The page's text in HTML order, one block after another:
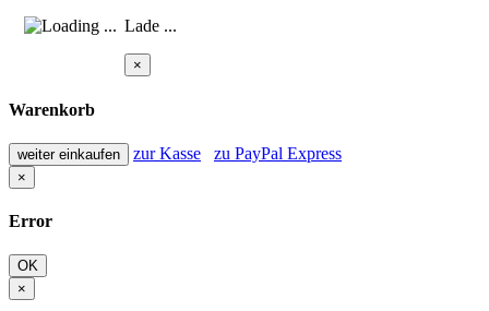
Lade ...
×
Warenkorb
weiter einkaufen zur Kasse zu PayPal Express
×
Error
OK
×